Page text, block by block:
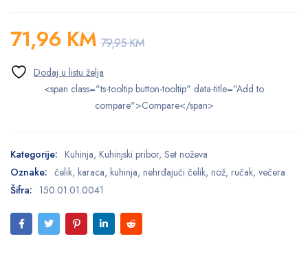
79,95KM
71,96 KM
<span class="ts-tooltip button-tooltip" data-title="Add to
compare">Compare</span>
Kategorije: Kuhinja, Kuhinjski pribor, Set noževa
Oznake: čelik, karaca, kuhinja, nehrđajući čelik, nož, ručak, večera
Šifra: 150.01.01.0041